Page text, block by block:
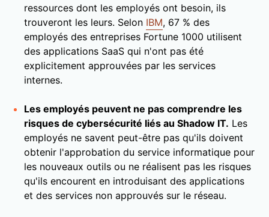
ressources dont les employés ont besoin, ils
trouveront les leurs. Selon IBM, 67 % des
employés des entreprises Fortune 1000 utilisent
des applications SaaS qui n'ont pas été
explicitement approuvées par les services
internes.
Les employés peuvent ne pas comprendre les
risques de cybersécurité liés au Shadow IT. Les
employés ne savent peut-être pas qu'ils doivent
obtenir l'approbation du service informatique pour
les nouveaux outils ou ne réalisent pas les risques
qu'ils encourent en introduisant des applications
et des services non approuvés sur le réseau.